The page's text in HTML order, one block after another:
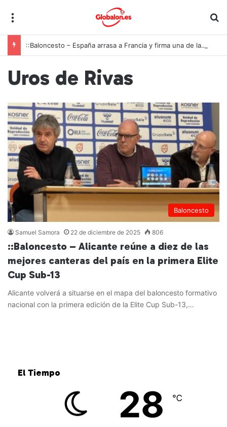
::Baloncesto – España arrasa a Francia y firma una de las mayores exhibiciones de la historia para conquistar el oro europeo U18
Uros de Rivas
Baloncesto
Samuel Samora 22 de diciembre de 2025 806
::Baloncesto – Alicante reúne a diez de las
mejores canteras del país en la primera Elite
Cup Sub-13
Alicante volverá a situarse en el mapa del baloncesto formativo
nacional con la primera edición de la Elite Cup Sub-13,…
El Tiempo
28 ℃